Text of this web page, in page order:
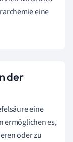
eine
der
eine
ermöglichen es,
oder zu